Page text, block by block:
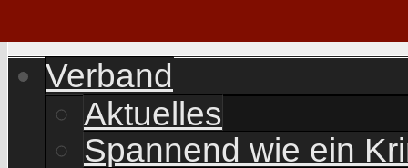
Verband
Aktuelles
Spannend wie ein